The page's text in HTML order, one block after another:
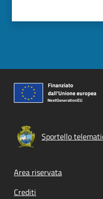
Sportello
Footer menu
Area riservata
Crediti